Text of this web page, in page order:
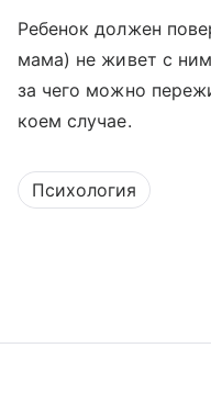
Ребенок должен
мама) не живет с
за чего можно
коем случае.
Психология